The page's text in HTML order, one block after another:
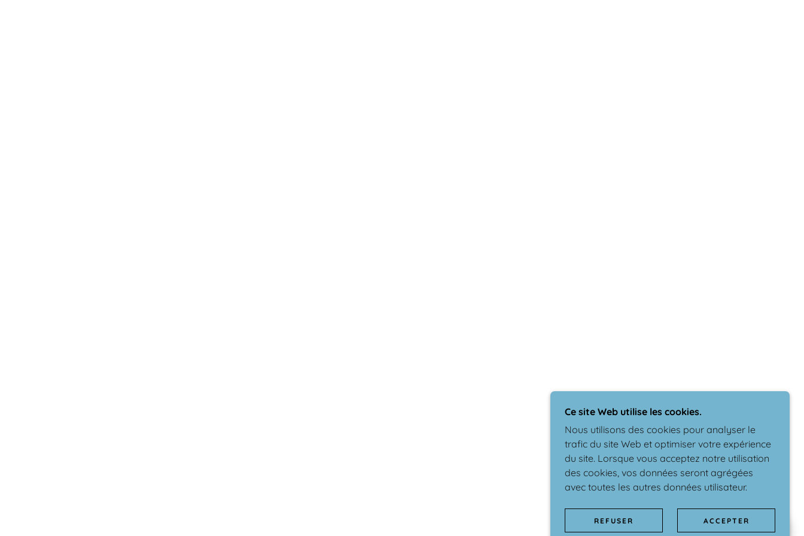
Ce site Web utilise les cookies.
Nous utilisons des cookies pour analyser le
trafic du site Web et optimiser votre expérience
du site. Lorsque vous acceptez notre utilisation
des cookies, vos données seront agrégées
avec toutes les autres données utilisateur.
REFUSER ACCEPTER